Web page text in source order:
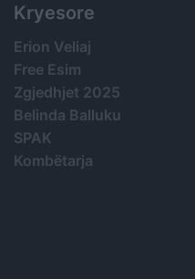
Kryesore
Erion Veliaj
Free Esim
Zgjedhjet 2025
Belinda Balluku
SPAK
Kombëtarja